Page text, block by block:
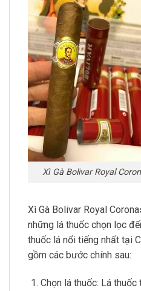
Xì Gà Bolivar Royal
Xì Gà Bolivar Royal
những lá thuốc chọn lọc
thuốc lá nổi tiếng nhất tại
gồm các bước chính sau:
Chọn lá thuốc: Lá